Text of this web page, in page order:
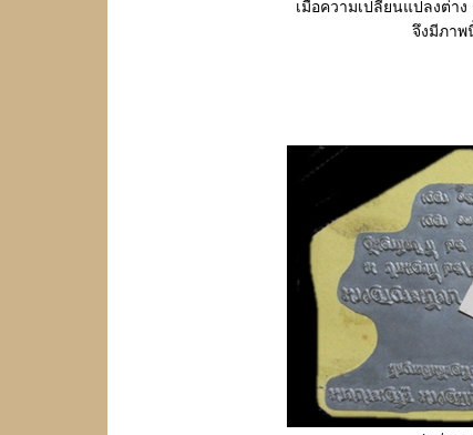
เมื่อความเปลี่ยนแปลงต่า
จึงมีภา